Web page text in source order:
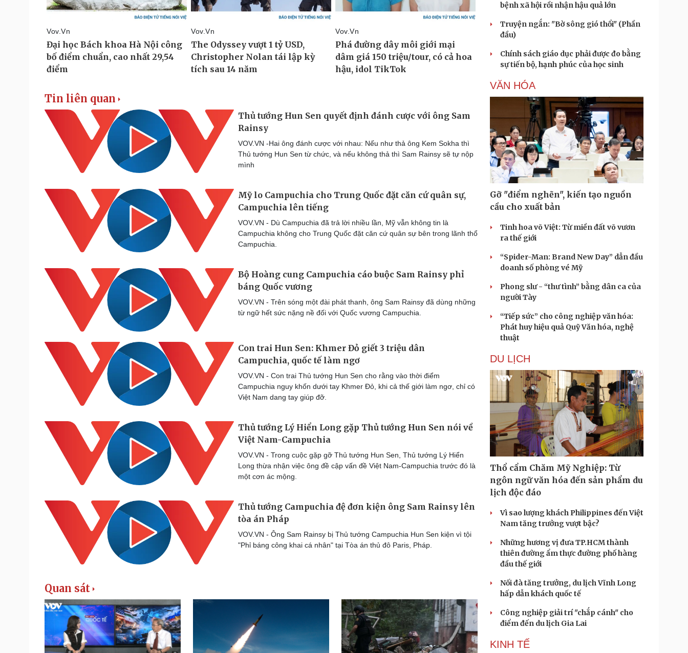
Tin liên quan
Thủ tướng Hun Sen quyết định đánh cược với ông Sam
Rainsy
VOV.VN -Hai ông đánh cược với nhau: Nếu như thả ông Kem Sokha thì
Thủ tướng Hun Sen từ chức, và nếu không thả thì Sam Rainsy sẽ tự nộp
mình
Mỹ lo Campuchia cho Trung Quốc đặt căn cứ quân sự,
Campuchia lên tiếng
VOV.VN - Dù Campuchia đã trả lời nhiều lần, Mỹ vẫn không tin là
Campuchia không cho Trung Quốc đặt căn cứ quân sự bên trong lãnh thổ
Campuchia.
Bộ Hoàng cung Campuchia cáo buộc Sam Rainsy phỉ
báng Quốc vương
VOV.VN - Trên sóng một đài phát thanh, ông Sam Rainsy đã dùng những
từ ngữ hết sức nặng nề đối với Quốc vương Campuchia.
Con trai Hun Sen: Khmer Đỏ giết 3 triệu dân
Campuchia, quốc tế làm ngơ
VOV.VN - Con trai Thủ tướng Hun Sen cho rằng vào thời điểm
Campuchia nguy khốn dưới tay Khmer Đỏ, khi cả thế giới làm ngơ, chỉ có
Việt Nam dang tay giúp đỡ.
Thủ tướng Lý Hiển Long gặp Thủ tướng Hun Sen nói về
Việt Nam-Campuchia
VOV.VN - Trong cuộc gặp gỡ Thủ tướng Hun Sen, Thủ tướng Lý Hiển
Long thừa nhận việc ông đề cập vấn đề Việt Nam-Campuchia trước đó là
một cơn ác mộng.
Thủ tướng Campuchia đệ đơn kiện ông Sam Rainsy lên
tòa án Pháp
VOV.VN - Ông Sam Rainsy bị Thủ tướng Campuchia Hun Sen kiện vì tội
"Phỉ báng công khai cá nhân" tại Tòa án thủ đô Paris, Pháp.
Quan sát
bệnh xã hội rồi nhận hậu quả lớn
Truyện ngắn: "Bờ sông gió thổi" (Phần
đầu)
Chính sách giáo dục phải được đo bằng
sự tiến bộ, hạnh phúc của học sinh
VĂN HÓA
Gỡ "điểm nghẽn", kiến tạo nguồn
cầu cho xuất bản
Tinh hoa võ Việt: Từ miền đất võ vươn
ra thế giới
“Spider-Man: Brand New Day” dẫn đầu
doanh số phòng vé Mỹ
Phong slư - “thư tình” bằng dân ca của
người Tày
“Tiếp sức” cho công nghiệp văn hóa:
Phát huy hiệu quả Quỹ Văn hóa, nghệ
thuật
DU LỊCH
Thổ cẩm Chăm Mỹ Nghiệp: Từ
ngôn ngữ văn hóa đến sản phẩm du
lịch độc đáo
Vì sao lượng khách Philippines đến Việt
Nam tăng trưởng vượt bậc?
Những hương vị đưa TP.HCM thành
thiên đường ẩm thực đường phố hàng
đầu thế giới
Nối đà tăng trưởng, du lịch Vĩnh Long
hấp dẫn khách quốc tế
Công nghiệp giải trí "chắp cánh" cho
điểm đến du lịch Gia Lai
KINH TẾ